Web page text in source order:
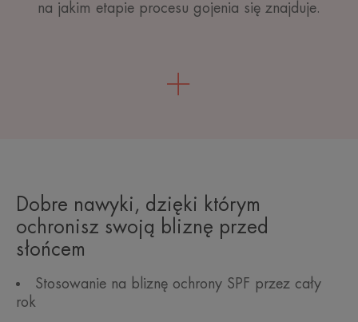
na jakim etapie procesu gojenia się znajduje.
Dobre nawyki, dzięki którym
ochronisz swoją bliznę przed
słońcem
Stosowanie na bliznę ochrony SPF przez cały
rok